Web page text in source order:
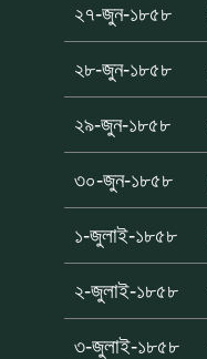
২৭-জুন-১৮৫৮
২৮-জুন-১৮৫৮
২৯-জুন-১৮৫৮
৩০-জুন-১৮৫৮
১-জুলাই-১৮৫৮
২-জুলাই-১৮৫৮
৩-জুলাই-১৮৫৮